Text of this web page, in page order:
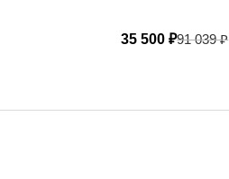
35 500₽91 039₽